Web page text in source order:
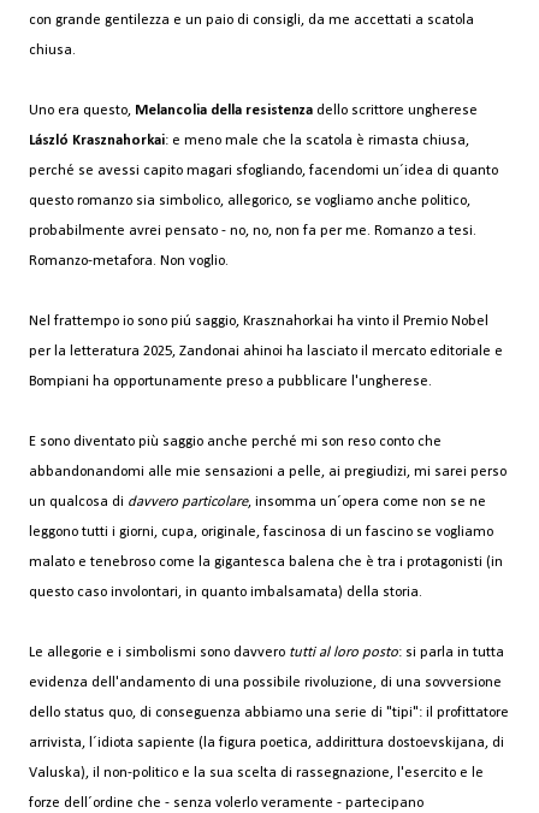
con grande gentilezza e un paio di consigli, da me accettati a scatola
chiusa.
Uno era questo, Melancolia della resistenza dello scrittore ungherese
László Krasznahorkai: e meno male che la scatola è rimasta chiusa,
perché se avessi capito magari sfogliando, facendomi un´idea di quanto
questo romanzo sia simbolico, allegorico, se vogliamo anche politico,
probabilmente avrei pensato - no, no, non fa per me. Romanzo a tesi.
Romanzo-metafora. Non voglio.
Nel frattempo io sono piú saggio, Krasznahorkai ha vinto il Premio Nobel
per la letteratura 2025, Zandonai ahinoi ha lasciato il mercato editoriale e
Bompiani ha opportunamente preso a pubblicare l'ungherese.
E sono diventato più saggio anche perché mi son reso conto che
abbandonandomi alle mie sensazioni a pelle, ai pregiudizi, mi sarei perso
un qualcosa di davvero particolare, insomma un´opera come non se ne
leggono tutti i giorni, cupa, originale, fascinosa di un fascino se vogliamo
malato e tenebroso come la gigantesca balena che è tra i protagonisti (in
questo caso involontari, in quanto imbalsamata) della storia.
Le allegorie e i simbolismi sono davvero tutti al loro posto: si parla in tutta
evidenza dell'andamento di una possibile rivoluzione, di una sovversione
dello status quo, di conseguenza abbiamo una serie di "tipi": il profittatore
arrivista, l´idiota sapiente (la figura poetica, addirittura dostoevskijana, di
Valuska), il non-politico e la sua scelta di rassegnazione, l'esercito e le
forze dell´ordine che - senza volerlo veramente - partecipano